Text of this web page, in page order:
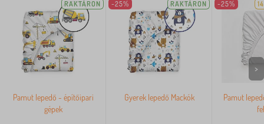
RAKTÁRON
Pamut lepedő - építőipari
gépek
-25% RAKTÁRON
Gyerek lepedő Mackók
-25%
Pamut
>